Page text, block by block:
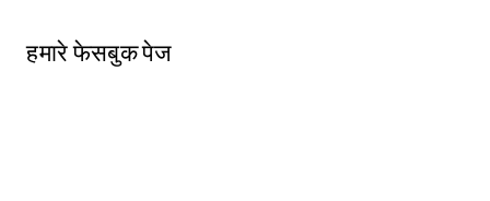
हमारे फेसबुक पेज